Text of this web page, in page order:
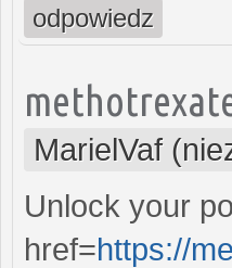
odpowiedz
MarielVaf
Unlock your
href=https://